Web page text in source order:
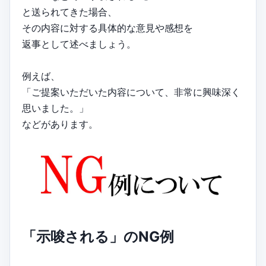
と送られてきた場合、
その内容に対する具体的な意見や感想を
返事として述べましょう。
例えば、
「ご提案いただいた内容について、非常に興味深く
思いました。」
などがあります。
「示唆される」のNG例